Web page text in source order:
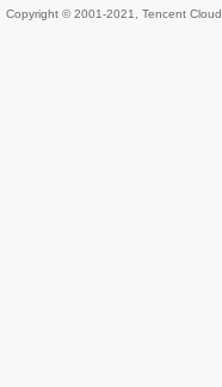
Copyright © 2001-2021, Tencent Cloud.